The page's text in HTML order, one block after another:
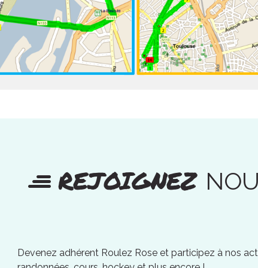
REJOIGNEZ
Devenez adhérent Roulez Rose et participez à nos